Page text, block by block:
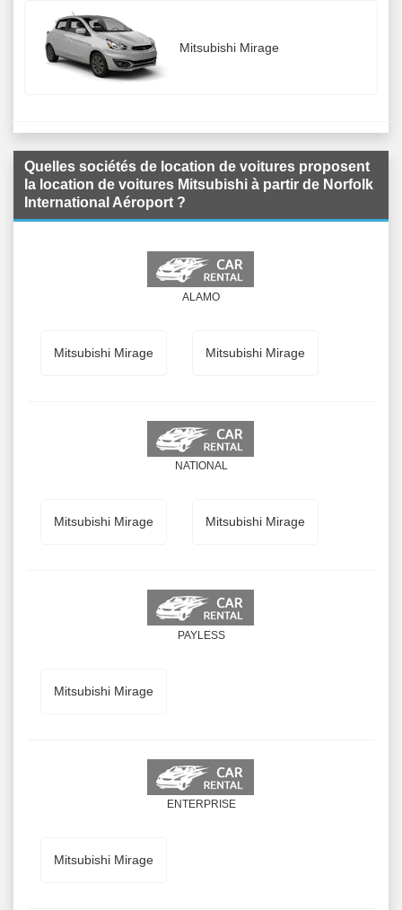
Mitsubishi Mirage
Quelles sociétés de location de voitures proposent
la location de voitures Mitsubishi à partir de Norfolk
International Aéroport ?
ALAMO
Mitsubishi Mirage Mitsubishi Mirage
NATIONAL
Mitsubishi Mirage Mitsubishi Mirage
PAYLESS
Mitsubishi Mirage
ENTERPRISE
Mitsubishi Mirage